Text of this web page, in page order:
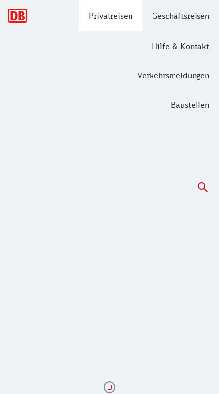
Privatreisen Geschäftsreisen
Hilfe & Kontakt
Verkehrsmeldungen
Baustellen